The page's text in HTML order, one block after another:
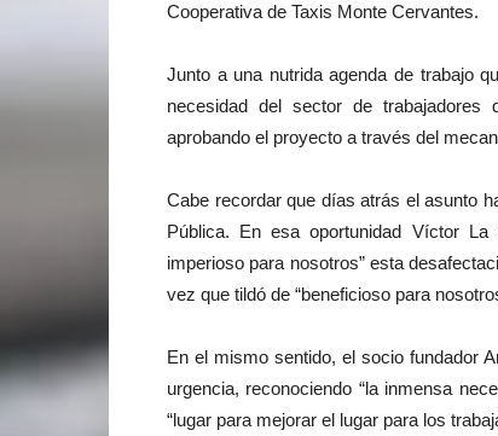
Cooperativa de Taxis Monte Cervantes.
Junto a una nutrida agenda de trabajo
necesidad del sector de
aprobando el proyecto a través del
Cabe recordar que días atrás el asunto
Pública. En esa oportunidad Víctor
imperioso para nosotros” esta
vez que tildó de “beneficioso para
En el mismo sentido, el socio fundador
urgencia, reconociendo “la inmensa
“lugar para mejorar el lugar para los